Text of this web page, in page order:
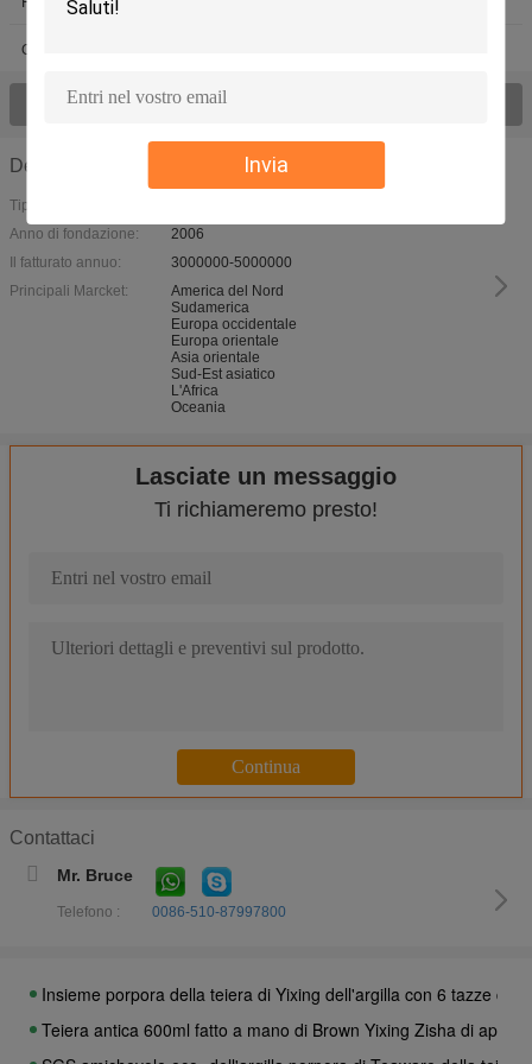
Invia
Ceramica mullite
Osservi tutto il > dei prodotti;
Dettagli azienda
Tipo di attività:
Anno di fondazione:
2006
Il fatturato annuo:
3000000-5000000
Principali Marcket:
America del Nord
Sudamerica
Europa occidentale
Europa orientale
Asia orientale
Sud-Est asiatico
L'Africa
Oceania
Lasciate un messaggio
Ti richiameremo presto!
Contattaci
Mr. Bruce
Telefono : 0086-510-87997800
Favo ceramico infrarosso di rettangolo, piastra di
Uso ceramico ad alta temperatura del fornello della cassetta
Certificazione di campeggio all'aperto dello SGS di dimensione
Resistenza di shock termico ceramica del piatto del bruciatore
Piatti ceramici di calore del BBQ della cordierite, piatti 132 * 92 *
Piatti ceramici refrattari del riscaldatore a gas, piastre
Giallo fatto a mano della teiera di Yixing Zisha di cinese con la
Insieme porpora della teiera di Yixing dell'argilla con 6 tazze di
Teiera antica 600ml fatto a mano di Brown Yixing Zisha di